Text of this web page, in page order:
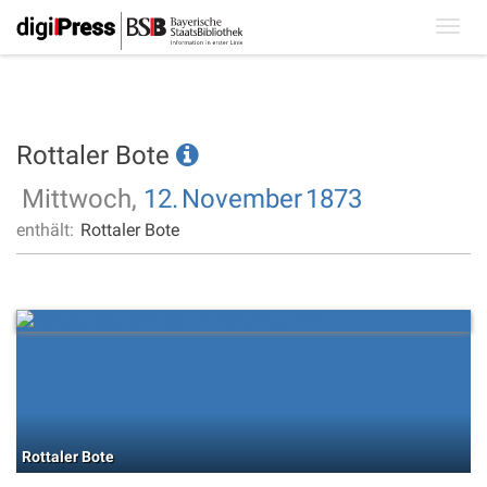
Rottaler Bote
Mittwoch, 12. November1873
enthält: Rottaler Bote
Rottaler Bote